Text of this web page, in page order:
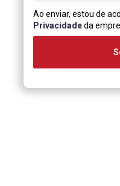
Ao enviar, estou de
Privacidadeda